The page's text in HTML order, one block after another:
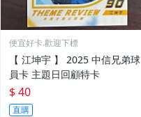
便宜好卡.歡迎下標
【 江坤宇 】 2025 中信兄弟球
員卡 主題日回顧特卡
$ 40
直購